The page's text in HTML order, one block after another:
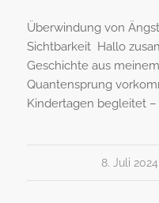
Überwindung von
Sichtbarkeit Hallo
Geschichte aus
Quantensprung
Kindertagen begleitet –
8. Juli 2024
/